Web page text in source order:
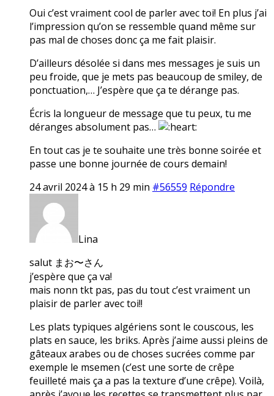
Oui c’est vraiment cool de parler avec toi! En plus j’ai
l’impression qu’on se ressemble quand même sur
pas mal de choses donc ça me fait plaisir.
D’ailleurs désolée si dans mes messages je suis un
peu froide, que je mets pas beaucoup de smiley, de
ponctuation,… J’espère que ça te dérange pas.
Écris la longueur de message que tu peux, tu me
déranges absolument pas…
En tout cas je te souhaite une très bonne soirée et
passe une bonne journée de cours demain!
24 avril 2024 à 15 h 29 min #56559 Répondre
Lina
salut まお〜さん
j’espère que ça va!
mais nonn tkt pas, pas du tout c’est vraiment un
plaisir de parler avec toi!!
Les plats typiques algériens sont le couscous, les
plats en sauce, les briks. Après j’aime aussi pleins de
gâteaux arabes ou de choses sucrées comme par
exemple le msemen (c’est une sorte de crêpe
feuilleté mais ça a pas la texture d’une crêpe). Voilà,